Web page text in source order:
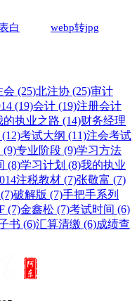
白 webp转jpg
会 (25)北注协 (25)审计
(19)会计 (19)注册会计
的执业之路 (14)财务经理
考试大纲 (11)注会考试
(9)专业阶段 (9)学习方法
(8)学习计划 (8)我的执业
注税教材 (7)张敬富 (7)
破解版 (7)手把手系列
(7)金鑫松 (7)考试时间 (6)
书 (6)汇算清缴 (6)成绩查